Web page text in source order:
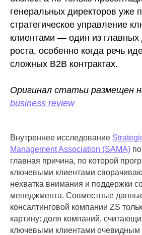
генеральных директоров уже
стратегическое управление
клиентами — один из главных
роста, особенно когда речь
сложных B2B контрактах.
Оригинал статьи размещен
business review
Внутреннее исследование
Management Association (SAMA)
главная причина, по которой
ключевыми клиентами
нехватка внимания и поддержки
менеджмента. Совместные
консалтинговой компании ZS
картину: доля компаний,
ключевыми клиентами очевидным